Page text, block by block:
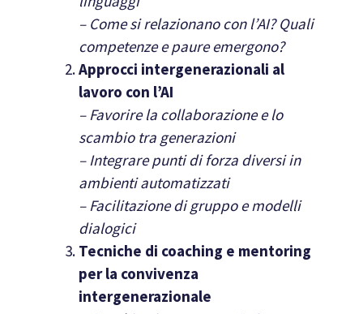
– Come si relazionano con l’AI? Quali
competenze e paure emergono?
Approcci intergenerazionali al
lavoro con l’AI
– Favorire la collaborazione e lo
scambio tra generazioni
– Integrare punti di forza diversi in
ambienti automatizzati
– Facilitazione di gruppo e modelli
dialogici
Tecniche di coaching e mentoring
per la convivenza
intergenerazionale